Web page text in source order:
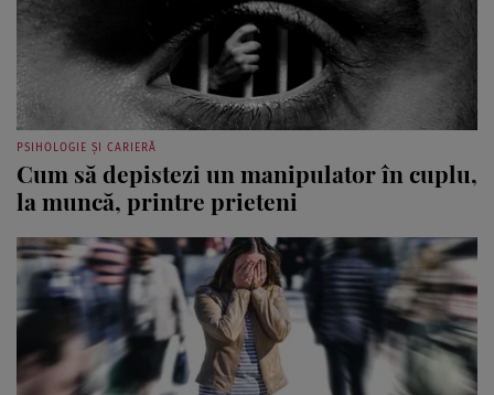
PSIHOLOGIE ȘI CARIERĂ
Cum să depistezi un manipulator în cuplu,
la muncă, printre prieteni